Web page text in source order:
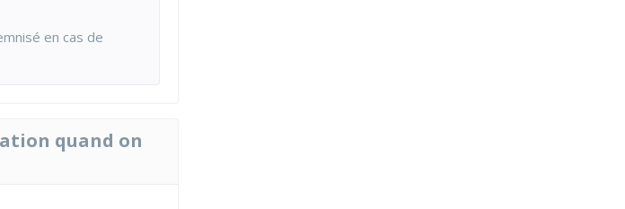
en cas de
quand on